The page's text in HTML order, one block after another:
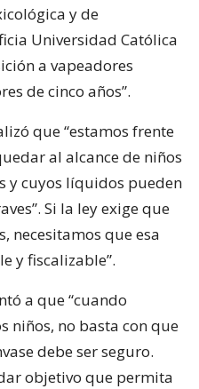
y de
Universidad Católica
a vapeadores
de cinco años”.
que “estamos frente
al alcance de niños
y cuyos líquidos pueden
Si la ley exige que
necesitamos que esa
y fiscalizable”.
a que “cuando
niños, no basta con que
debe ser seguro.
objetivo que permita